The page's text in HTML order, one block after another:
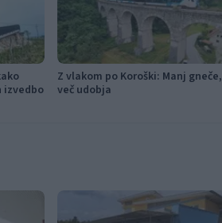
Z vlakom po Koroški: Manj gneče,
več udobja